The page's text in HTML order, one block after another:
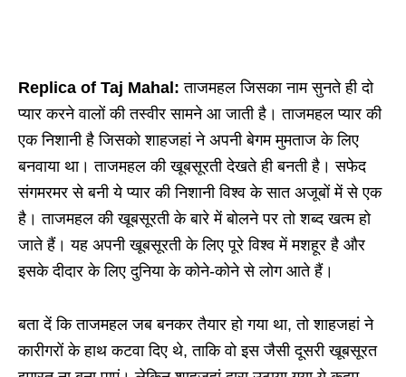
Replica of Taj Mahal: ताजमहल जिसका नाम सुनते ही दो
प्यार करने वालों की तस्वीर सामने आ जाती है। ताजमहल प्यार की
एक निशानी है जिसको शाहजहां ने अपनी बेगम मुमताज के लिए
बनवाया था। ताजमहल की खूबसूरती देखते ही बनती है। सफेद
संगमरमर से बनी ये प्यार की निशानी विश्व के सात अजूबों में से एक
है। ताजमहल की खूबसूरती के बारे में बोलने पर तो शब्द खत्म हो
जाते हैं। यह अपनी खूबसूरती के लिए पूरे विश्व में मशहूर है और
इसके दीदार के लिए दुनिया के कोने-कोने से लोग आते हैं।
बता दें कि ताजमहल जब बनकर तैयार हो गया था, तो शाहजहां ने
कारीगरों के हाथ कटवा दिए थे, ताकि वो इस जैसी दूसरी खूबसूरत